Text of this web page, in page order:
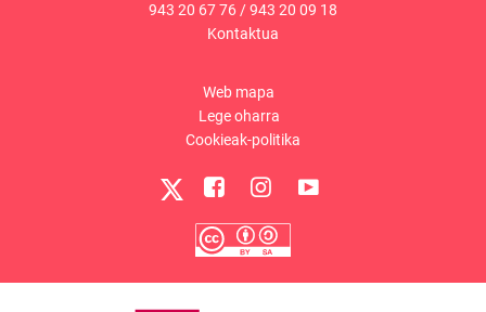
943 20 67 76/943 20 09 18
Kontaktua
Web mapa
Lege oharra
Cookieak-politika